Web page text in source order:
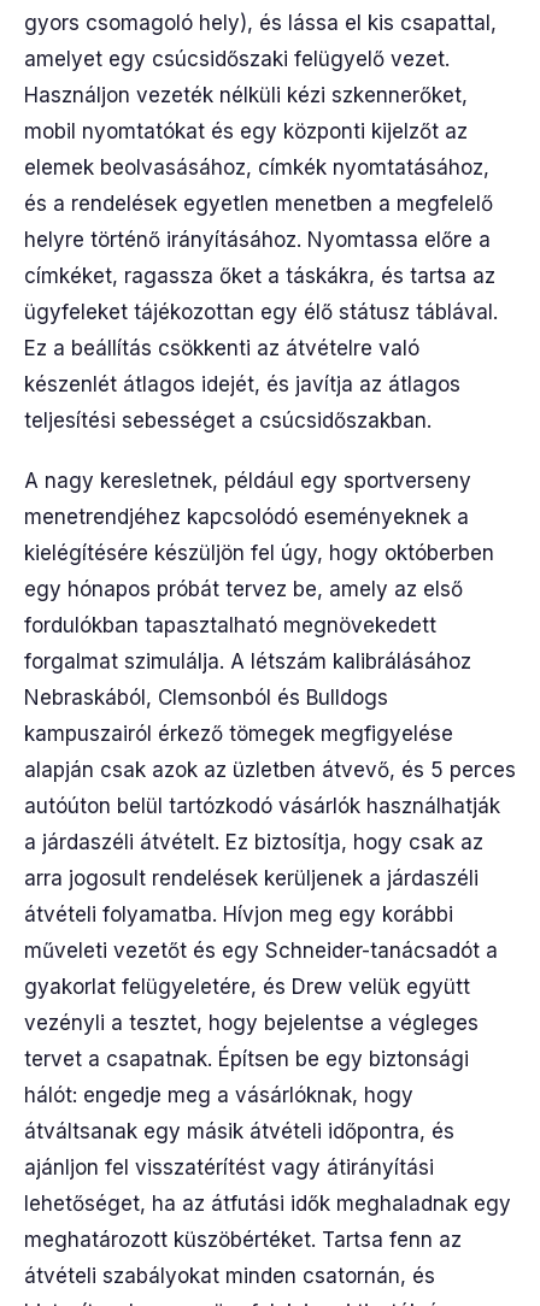
gyors csomagoló hely), és lássa el kis csapattal,
amelyet egy csúcsidőszaki felügyelő vezet.
Használjon vezeték nélküli kézi szkennerőket,
mobil nyomtatókat és egy központi kijelzőt az
elemek beolvasásához, címkék nyomtatásához,
és a rendelések egyetlen menetben a megfelelő
helyre történő irányításához. Nyomtassa előre a
címkéket, ragassza őket a táskákra, és tartsa az
ügyfeleket tájékozottan egy élő státusz táblával.
Ez a beállítás csökkenti az átvételre való
készenlét átlagos idejét, és javítja az átlagos
teljesítési sebességet a csúcsidőszakban.
A nagy keresletnek, például egy sportverseny
menetrendjéhez kapcsolódó eseményeknek a
kielégítésére készüljön fel úgy, hogy októberben
egy hónapos próbát tervez be, amely az első
fordulókban tapasztalható megnövekedett
forgalmat szimulálja. A létszám kalibrálásához
Nebraskából, Clemsonból és Bulldogs
kampuszairól érkező tömegek megfigyelése
alapján csak azok az üzletben átvevő, és 5 perces
autóúton belül tartózkodó vásárlók használhatják
a járdaszéli átvételt. Ez biztosítja, hogy csak az
arra jogosult rendelések kerüljenek a járdaszéli
átvételi folyamatba. Hívjon meg egy korábbi
műveleti vezetőt és egy Schneider-tanácsadót a
gyakorlat felügyeletére, és Drew velük együtt
vezényli a tesztet, hogy bejelentse a végleges
tervet a csapatnak. Építsen be egy biztonsági
hálót: engedje meg a vásárlóknak, hogy
átváltsanak egy másik átvételi időpontra, és
ajánljon fel visszatérítést vagy átirányítási
lehetőséget, ha az átfutási idők meghaladnak egy
meghatározott küszöbértéket. Tartsa fenn az
átvételi szabályokat minden csatornán, és